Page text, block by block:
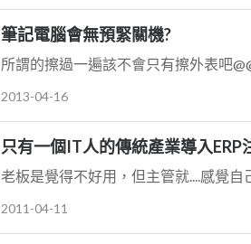
筆記電腦會無預緊關機?
2013-04-16
只有一個IT人的傳統產業導入ERP
老板是覺得不好用，但主管就....感覺
2011-04-11